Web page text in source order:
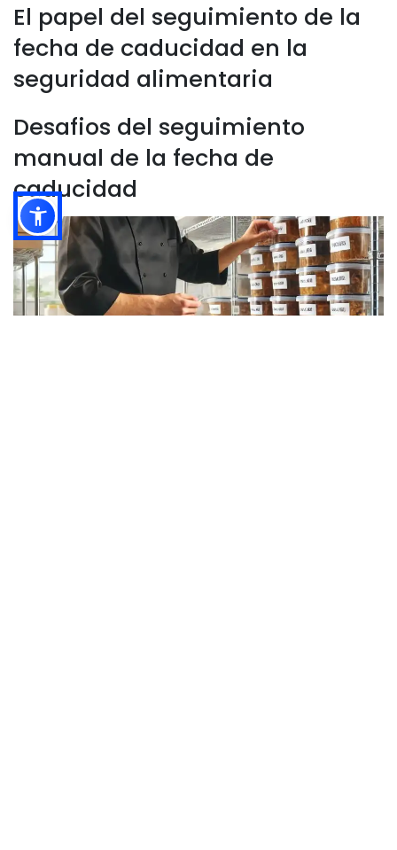
El papel del seguimiento de la
fecha de caducidad en la
seguridad alimentaria
Desafios del seguimiento
manual de la fecha de
caducidad